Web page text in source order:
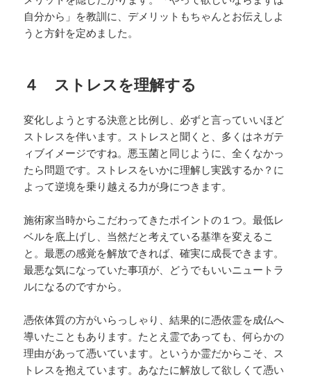
自分から」を教訓に、デメリットもちゃんとお伝えしよ
うと方針を定めました。
４ ストレスを理解する
変化しようとする決意と比例し、必ずと言っていいほど
ストレスを伴います。ストレスと聞くと、多くはネガテ
ィブイメージですね。悪玉菌と同じように、全くなかっ
たら問題です。ストレスをいかに理解し実践するか？に
よって逆境を乗り越える力が身につきます。
施術家当時からこだわってきたポイントの１つ。最低レ
ベルを底上げし、当然だと考えている基準を変えるこ
と。最悪の感覚を解放できれば、確実に成長できます。
最悪な気になっていた事項が、どうでもいいニュートラ
ルになるのですから。
憑依体質の方がいらっしゃり、結果的に憑依霊を成仏へ
導いたこともあります。たとえ霊であっても、何らかの
理由があって憑いています。というか霊だからこそ、ス
トレスを抱えています。あなたに解放して欲しくて憑い